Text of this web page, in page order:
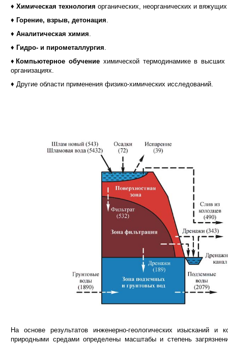
♦ Химическая технология органических, неорганических и
♦ Горение, взрыв, детонация.
♦ Аналитическая химия.
♦ Гидро- и пирометаллургия.
♦ Компьютерное обучениехимической термодинамике в высших
организациях.
♦ Другие области применения физико-химических исследований.
На основе результатов инженерно-геологических изысканий и
природными средами определены масштабы и степень